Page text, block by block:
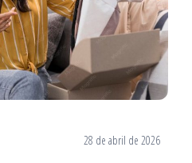
28 de abril de 2026